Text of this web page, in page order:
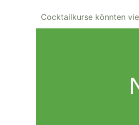
Cocktailkurse könnten